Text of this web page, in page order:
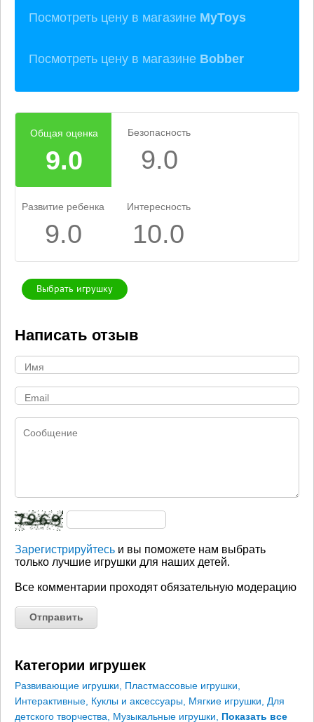
Посмотреть цену в магазине MyToys
Посмотреть цену в магазине Bobber
Общая оценка
9.0
Безопасность
9.0
Развитие ребенка
9.0
Интересность
10.0
Выбрать игрушку
Написать отзыв
Зарегистрируйтесь и вы поможете нам выбрать
только лучшие игрушки для наших детей.
Все комментарии проходят обязательную модерацию
Категории игрушек
Развивающие игрушки Пластмассовые игрушки
Интерактивные Куклы и аксессуары Мягкие игрушки
Для
детского творчества
Музыкальные игрушки Показать все